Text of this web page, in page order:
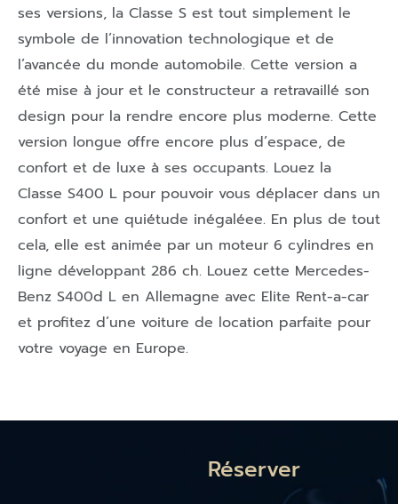
ses versions, la Classe S est tout simplement le
symbole de l’innovation technologique et de
l’avancée du monde automobile. Cette version a
été mise à jour et le constructeur a retravaillé son
design pour la rendre encore plus moderne. Cette
version longue offre encore plus d’espace, de
confort et de luxe à ses occupants. Louez la
Classe S400 L pour pouvoir vous déplacer dans un
confort et une quiétude inégaléee. En plus de tout
cela, elle est animée par un moteur 6 cylindres en
ligne développant 286 ch. Louez cette Mercedes-
Benz S400d L en Allemagne avec Elite Rent-a-car
et profitez d’une voiture de location parfaite pour
votre voyage en Europe.
Réserver